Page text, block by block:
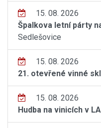
15. 08. 2026
Špalkova letní párty
Sedlešovice
15. 08. 2026
21. otevřené vinné
15. 08. 2026
Hudba na vinicích v